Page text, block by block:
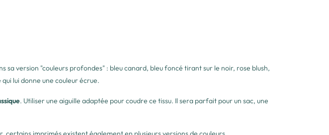
sa version "couleurs profondes" : bleu canard, bleu foncé tirant sur le noir, rose blush,
lui donne une couleur écrue.
. Utiliser une aiguille adaptée pour coudre ce tissu. Il sera parfait pour un sac, une